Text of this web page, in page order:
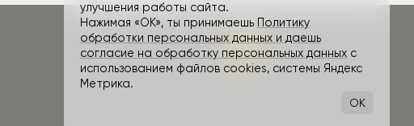
улучшения работы сайта.
Нажимая «ОК», ты принимаешь Политику
обработки персональных данных и даешь
согласие на обработку персональных данныхс
использованием файлов cookies, системы Яндекс
Метрика.
OK